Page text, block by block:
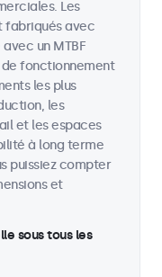
Les
fabriqués avec
un MTBF
fonctionnement
les plus
les
et les espaces
à long terme
puissiez compter
et
sous tous les